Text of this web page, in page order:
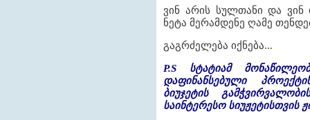
ვინ არის სულთანი და ვინ
ნეტა მერამდენე ღამე
გაგრძელება იქნება...
P.S სტატიამ
დაფინანსებული
ბიუჯეტის
საინტერესო სიუჟეტისთვის